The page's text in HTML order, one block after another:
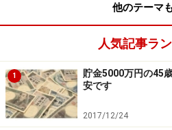
にお金を増やそうとするのは
にしてしまうからです。
ストーリーを作るのは1人で
いかもしれません。できれば、
と共に考えること。身近にいる
相談にのってもらうのもいいで
他のテーマ
人気記事ラ
1
貯金5000万円の45
安です
2017/12/24